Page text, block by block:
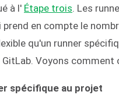
à l' Étape trois . Les
en compte le
qu'un runner
Voyons comment
spécifique au projet